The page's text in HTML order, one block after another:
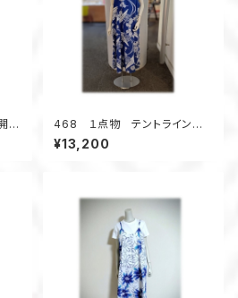
き
468 １点物 テントラインワ
ンピース 青い浴衣 ジャンパ
ースカート 浴衣リメイク
¥13,200